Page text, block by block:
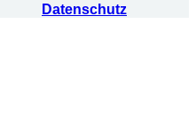
Datenschutz